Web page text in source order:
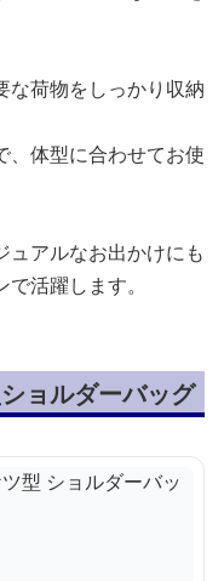
な荷物をしっかり収納
、体型に合わせてお使
ュアルなお出かけにも
活躍します。
ョルダーバッグ